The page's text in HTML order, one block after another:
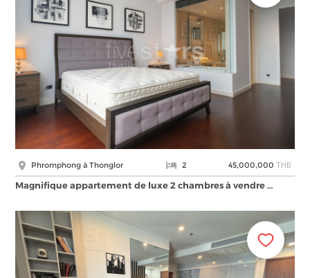
Phromphong à Thonglor 2 45,000,000 THB
Magnifique appartement de luxe 2 chambres à vendre …